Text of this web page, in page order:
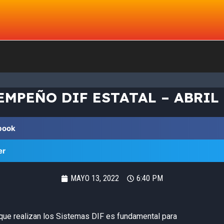
DIF ESTATAL – ABRIL
MAYO 13, 2022 6:40 PM
realizan los Sistemas DIF es fundamental para